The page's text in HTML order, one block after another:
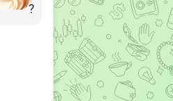
?